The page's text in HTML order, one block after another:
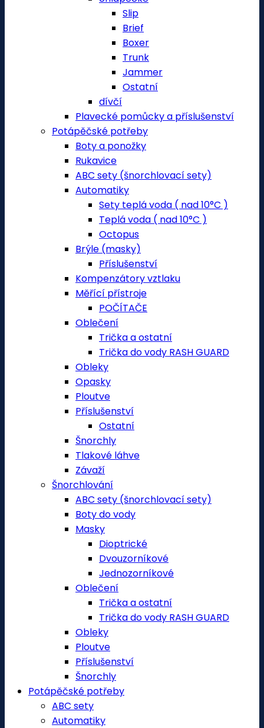
Slip
Brief
Boxer
Trunk
Jammer
Ostatní
dívčí
Plavecké pomůcky a příslušenství
Potápěčské potřeby
Boty a ponožky
Rukavice
ABC sety (šnorchlovací sety)
Automatiky
Sety teplá voda ( nad 10°C )
Teplá voda ( nad 10°C )
Octopus
Brýle (masky)
Příslušenství
Kompenzátory vztlaku
Měřící přístroje
POČÍTAČE
Oblečení
Trička a ostatní
Trička do vody RASH GUARD
Obleky
Opasky
Ploutve
Příslušenství
Ostatní
Šnorchly
Tlakové láhve
Závaží
Šnorchlování
ABC sety (šnorchlovací sety)
Boty do vody
Masky
Dioptrické
Dvouzorníkové
Jednozorníkové
Oblečení
Trička a ostatní
Trička do vody RASH GUARD
Obleky
Ploutve
Příslušenství
Šnorchly
Potápěčské potřeby
ABC sety
Automatiky